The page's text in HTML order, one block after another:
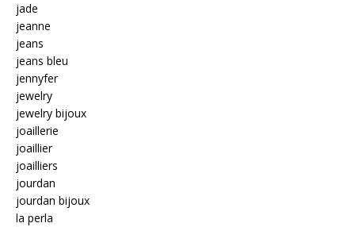
jade
jeanne
jeans
jeans bleu
jennyfer
jewelry
jewelry bijoux
joaillerie
joaillier
joailliers
jourdan
jourdan bijoux
la perla